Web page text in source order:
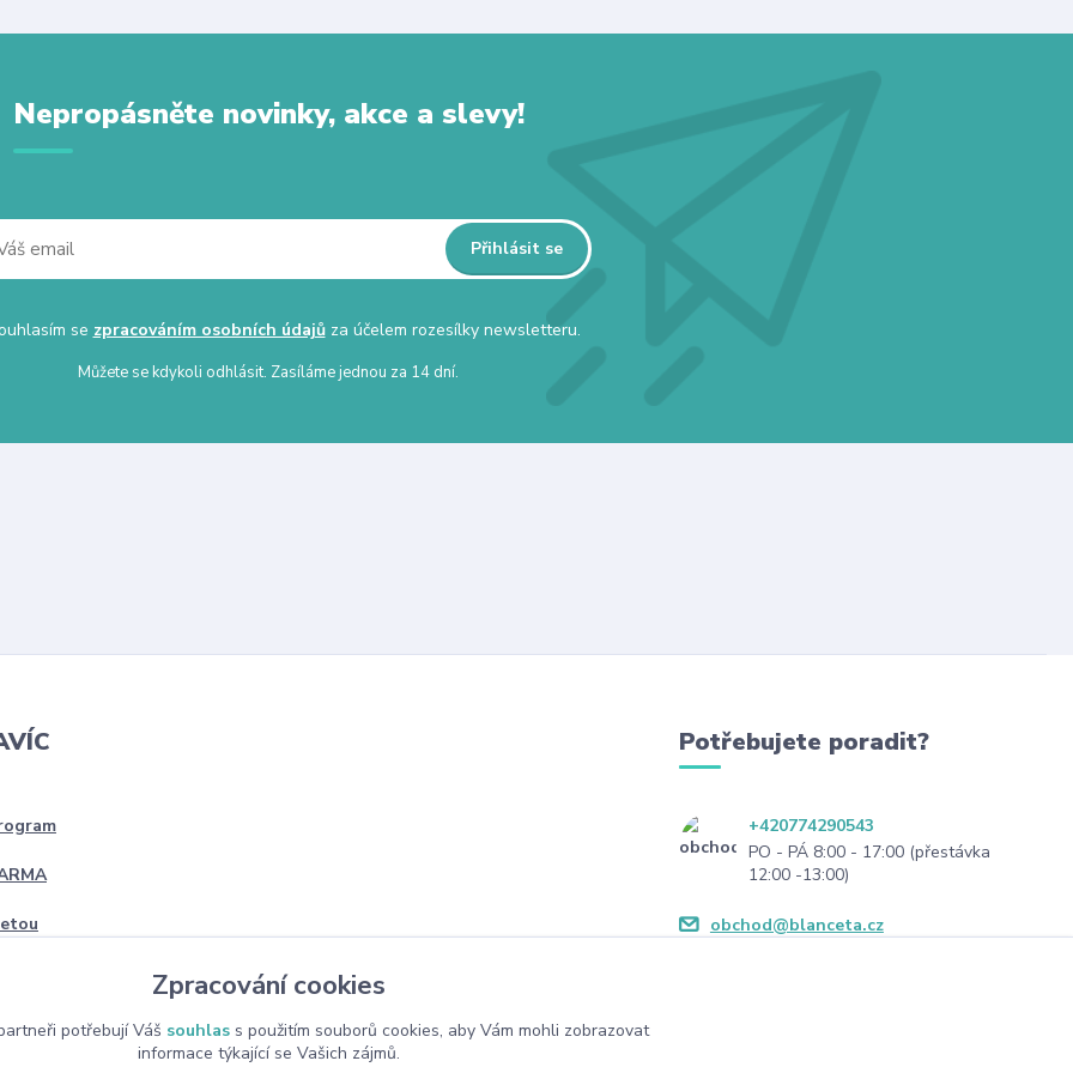
Nepropásněte novinky, akce a slevy!
Přihlásit se
se zpracováním osobních údajůza účelem rozesílky newsletteru.
Můžete se kdykoli odhlásit. Zasíláme jednou za 14 dní.
Potřebujete poradit?
+420774290543
PO - PÁ 8:00 - 17:00 (přestávka
12:00 -13:00)
obchod@blanceta.cz
Zpracování cookies
potřebují Váš souhlass použitím souborů cookies, aby Vám mohli zobrazovat
informace týkající se Vašich zájmů.